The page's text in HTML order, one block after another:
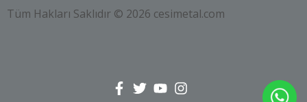
Tüm Hakları Saklıdır © 2026 cesimetal.com